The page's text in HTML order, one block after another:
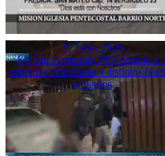
31 Julio, 2026
En San Fernando, PDI detiene a
personas vinculadas a distintos
violentos